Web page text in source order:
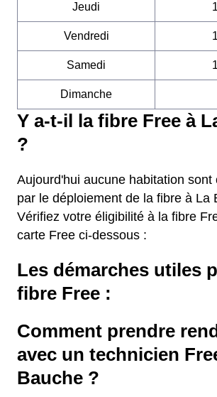
Jeudi
Vendredi
Samedi
Dimanche
Y a-t-il la fibre Free à
?
Aujourd'hui aucune habitation sont
par le déploiement de la fibre à La
Vérifiez votre éligibilité à la fibre
carte Free ci-dessous :
Les démarches utiles
fibre Free :
Comment prendre
avec un technicien
Bauche ?